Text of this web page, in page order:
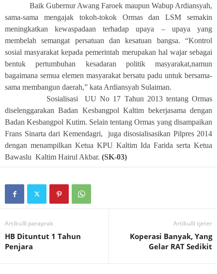
Baik Gubernur Awang Faroek maupun Wabup Ardiansyah,
sama-sama mengajak tokoh-tokok Ormas dan LSM semakin
meningkatkan kewaspadaan terhadap upaya – upaya yang
membelah semangat persatuan dan kesatuan bangsa. “Kontrol
sosial masyarakat kepada pemerintah merupakan hal wajar sebagai
bentuk pertumbuhan kesadaran politik masyarakat,namun
bagaimana semua elemen masyarakat bersatu padu untuk bersama-
sama membangun daerah,” kata Ardiansyah Sulaiman.
Sosialisasi
UU No 17 Tahun 2013 tentang Ormas
diselenggarakan Badan Kesbangpol Kaltim bekerjasama dengan
Badan Kesbangpol Kutim. Selain tentang Ormas yang disampaikan
Frans Sinarta dari Kemendagri,
juga disosialisasikan Pilpres 2014
dengan menampilkan Ketua KPU Kaltim Ida Farida serta Ketua
Bawaslu Kaltim Hairul Akbar. (SK-03)
Artikulli paraprak
HB Dituntut 1 Tahun
Penjara
Artikulli tjetër
Koperasi Banyak, Yang
Gelar RAT Sedikit